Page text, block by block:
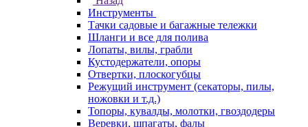
Инструменты
Тачки садовые и багажные тележки
Шланги и все для полива
Лопаты, вилы, грабли
Кустодержатели, опоры
Отвертки, плоскогубцы
Режущий инструмент (секаторы, пилы,
ножовки и т.д.)
Топоры, кувалды, молотки, гвоздодеры
Веревки, шпагаты, фалы